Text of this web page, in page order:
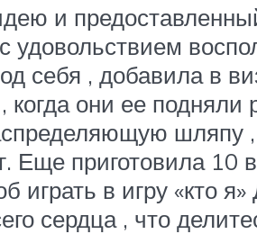
и
удовольствием
себя , добавила в
когда они ее
шляпу
Еще приготовила 10
играть в игру «кто
сердца , что